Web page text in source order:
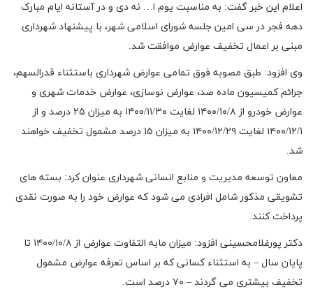
اعلام این خبر گفت: به مناسبت یوم ا… نه دی و در آستانه ایام مبارک
دهه فجر در سی امین جلسه شورای اسلامی شهر، با پیشنهاد شهرداری
مبنی بر اعمال تخفیف عوارض موافقت شد.
وی افزود: طبق مصوبه فوق تمامی عوارض شهرداری باستثناء قدرالسهم،
جرائم کمیسیون ماده صد، عوارض نوسازی، عوارض خدمات شهری و
عوارض خودرو از ۱۴۰۰/۱۰/۸ لغایت ۱۴۰۰/۱۱/۳۰ به میزان ۲۵ درصد و از
۱۴۰۰/۱۲/۱ لغایت ۱۴۰۰/۱۲/۲۹ به میزان ۱۵ درصد مشمول تخفیف خواهند
شد.
معاون توسعه مدیریت و منابع انسانی شهرداری عنوان کرد: بسته های
تشویقی مذکور شامل افرادی می شود که عوارض خود را به صورت نقدی
پرداخت کنند.
دکتر پورغلامحسینی افزود: میزان مابه التفاوت عوارض از ۱۴۰۰/۱۰/۸ تا
پایان سال – به استثناء کسانی که بر اساس تعرفه عوارض مشمول
تخفیف بیشتری می گردند – ۷۰ درصد است.